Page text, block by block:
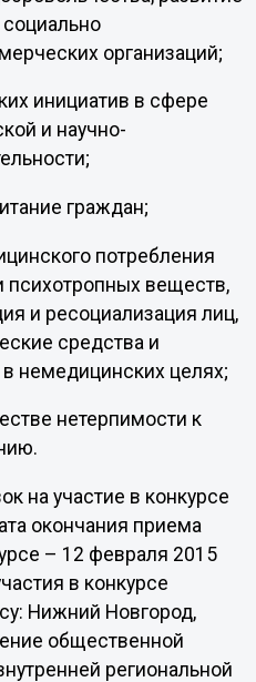
организаций;
инициатив в сфере
и научно-
граждан;
потребления
психотропных веществ,
и ресоциализация лиц,
средства и
немедицинских целях;
нетерпимости к
на участие в конкурсе
окончания приема
– 12 февраля 2015
в конкурсе
Нижний Новгород,
общественной
региональной